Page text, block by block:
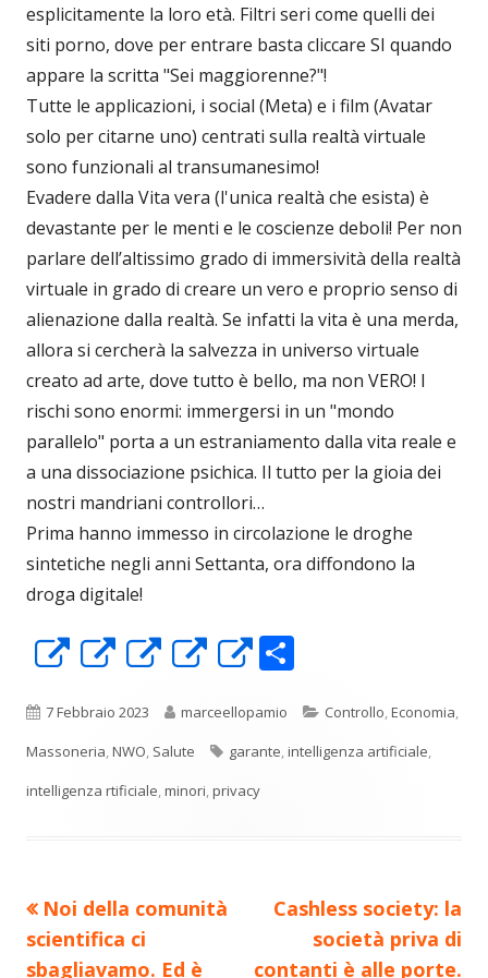
esplicitamente la loro età. Filtri seri come quelli dei
siti porno, dove per entrare basta cliccare SI quando
appare la scritta "Sei maggiorenne?"!
Tutte le applicazioni, i social (Meta) e i film (Avatar
solo per citarne uno) centrati sulla realtà virtuale
sono funzionali al transumanesimo!
Evadere dalla Vita vera (l'unica realtà che esista) è
devastante per le menti e le coscienze deboli! Per non
parlare dell’altissimo grado di immersività della realtà
virtuale in grado di creare un vero e proprio senso di
alienazione dalla realtà. Se infatti la vita è una merda,
allora si cercherà la salvezza in universo virtuale
creato ad arte, dove tutto è bello, ma non VERO! I
rischi sono enormi: immergersi in un "mondo
parallelo" porta a un estraniamento dalla vita reale e
a una dissociazione psichica. Il tutto per la gioia dei
nostri mandriani controllori…
Prima hanno immesso in circolazione le droghe
sintetiche negli anni Settanta, ora diffondono la
droga digitale!
Apre
una
nuova
finestra
Apre
una
nuova
finestra
Apre
una
nuova
finestra
Apre
una
nuova
finestra
Apre
una
nuova
finestra
n
di
Pubblicato
7 Febbraio 2023 Autore
marceellopamio Categorie
Controllo,Economia,
Massoneria,NWO, Salute Tag
garante,intelligenza artificiale,
intelligenza rtificiale,minori,privacy
Navigazione
articoli
Precedente
articolo:
Noi della comunità
scientifica ci
sbagliavamo. Ed è
Nuovo
articolo:
Cashless society: la
società priva di
contanti è alle porte.